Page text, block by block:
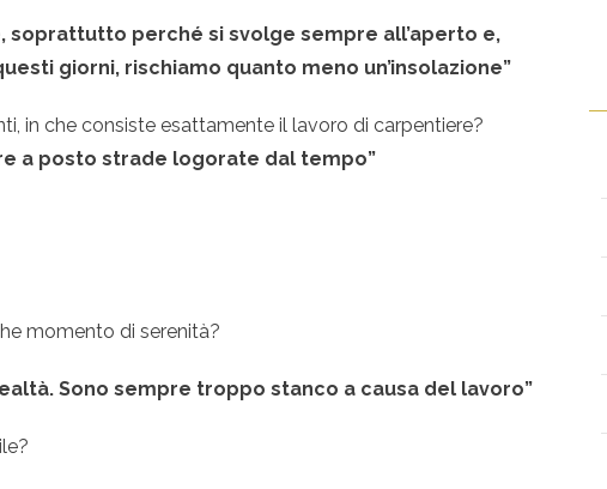
soprattutto perché si svolge sempre all’aperto e,
giorni, rischiamo quanto meno un’insolazione”
in che consiste esattamente il lavoro di carpentiere?
a posto strade logorate dal tempo”
momento di serenità?
Sono sempre troppo stanco a causa del lavoro”